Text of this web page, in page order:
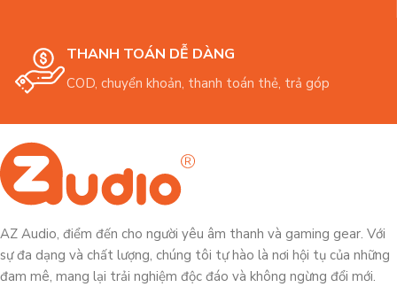
THANH TOÁN DỄ DÀNG
COD, chuyển khoản, thanh toán thẻ, trả góp
AZ Audio, điểm đến cho người yêu âm thanh và gaming gear. Với
sự đa dạng và chất lượng, chúng tôi tự hào là nơi hội tụ của những
đam mê, mang lại trải nghiệm độc đáo và không ngừng đổi mới.